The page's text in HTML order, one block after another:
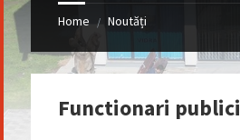
Home / Noutăți
Functionari publici